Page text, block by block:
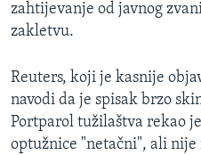
zahtijevanje od javnog
zakletvu.
Reuters, koji je kasnije
navodi da je spisak brzo
Portparol tužilaštva rekao
optužnice "netačni", ali nije